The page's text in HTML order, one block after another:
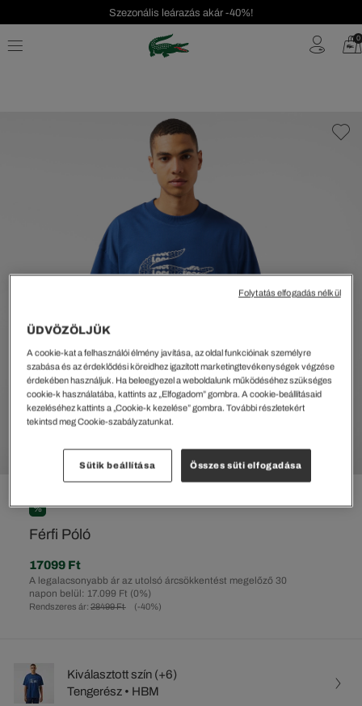
Szezonális leárazás akár -40%!
Ingyenes visszaküldés! 0
%
Férfi Póló
Rendszeres ár: 28499 Ft (-40%)
A legalacsonyabb ár az utolsó árcsökkentést megelőző 30
napon belül: 17.099 Ft (0%)
17099 Ft
Kiválasztott szín (+6)
Tengerész • HBM
ÜDVÖZÖLJÜK
A cookie-kat a felhasználói élmény javítása, az oldal funkcióinak személyre
szabása és az érdeklődési köreidhez igazított marketingtevékenységek végzése
érdekében használjuk. Ha beleegyezel a weboldalunk működéséhez szükséges
cookie-k használatába, kattints az „Elfogadom” gombra. A cookie-beállításaid
kezeléséhez kattints a „Cookie-k kezelése” gombra. További részletekért
tekintsd meg Cookie-szabályzatunkat.
Sütik beállítása Összes süti elfogadása
Folytatás elfogadás nélkül